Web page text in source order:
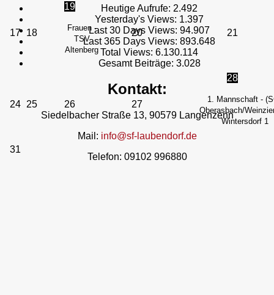
17 18
19
Frauen -
TSV
Altenberg
20 21
24 25 26 27
28
1. Mannschaft -
Oberasbach/
Wintersdorf 1
31
Heutige Aufrufe: 2.492
Yesterday's Views: 1.397
Last 30 Days Views: 94.907
Last 365 Days Views: 893.648
Total Views: 6.130.114
Gesamt Beiträge: 3.028
Kontakt:
Siedelbacher Straße 13, 90579 Langenzenn
Mail: info@sf-laubendorf.de
Telefon: 09102 996880